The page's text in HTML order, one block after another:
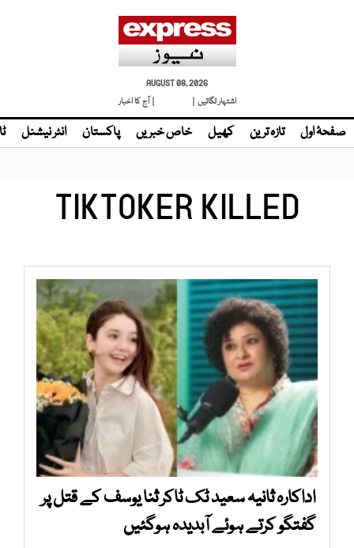
AUGUST 08, 2026
اشتہار لگائیں |
| آج کا اخبار
صفحۂ اول تازہ ترین کھیل خاص خبریں پاکستان انٹر نیشنل
TIKTOKER KILLED
اداکارہ ثانیہ سعید ٹک ٹاکر ثنا یوسف کے قتل پر
گفتگو کرتے ہوئے آبدیدہ ہوگئیں